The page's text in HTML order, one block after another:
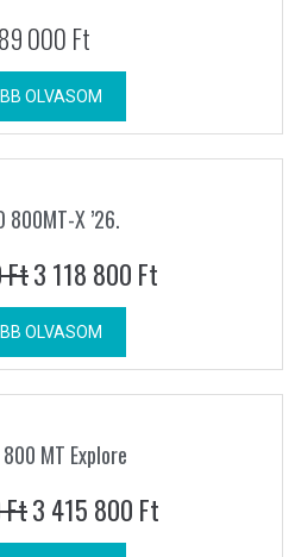
000 Ft
OLVASOM
800MT-X ’26.
Ft3 118 800 Ft
OLVASOM
800 MT Explore
Ft3 415 800 Ft